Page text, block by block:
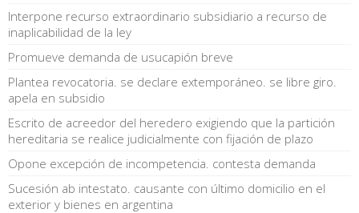
Interpone recurso extraordinario subsidiario a recurso de
inaplicabilidad de la ley
Promueve demanda de usucapión breve
Plantea revocatoria. se declare extemporáneo. se libre giro.
apela en subsidio
Escrito de acreedor del heredero exigiendo que la partición
hereditaria se realice judicialmente con fijación de plazo
Opone excepción de incompetencia. contesta demanda
Sucesión ab intestato. causante con último domicilio en el
exterior y bienes en argentina